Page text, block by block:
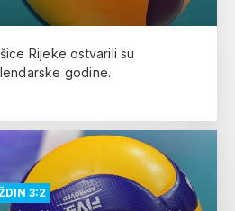
Rijeke ostvarili su
godine.
3:2